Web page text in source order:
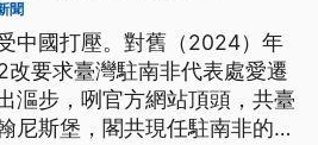
聞
中國打壓。對舊（2024）年
改要求臺灣駐南非代表處愛遷
漚步，咧官方網站頂頭，共臺
尼斯堡，閣共現任駐南非的代